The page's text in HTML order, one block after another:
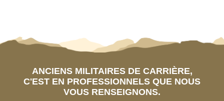
ANCIENS MILITAIRES DE CARRIÈRE,
C'EST EN PROFESSIONNELS QUE NOUS
VOUS RENSEIGNONS.